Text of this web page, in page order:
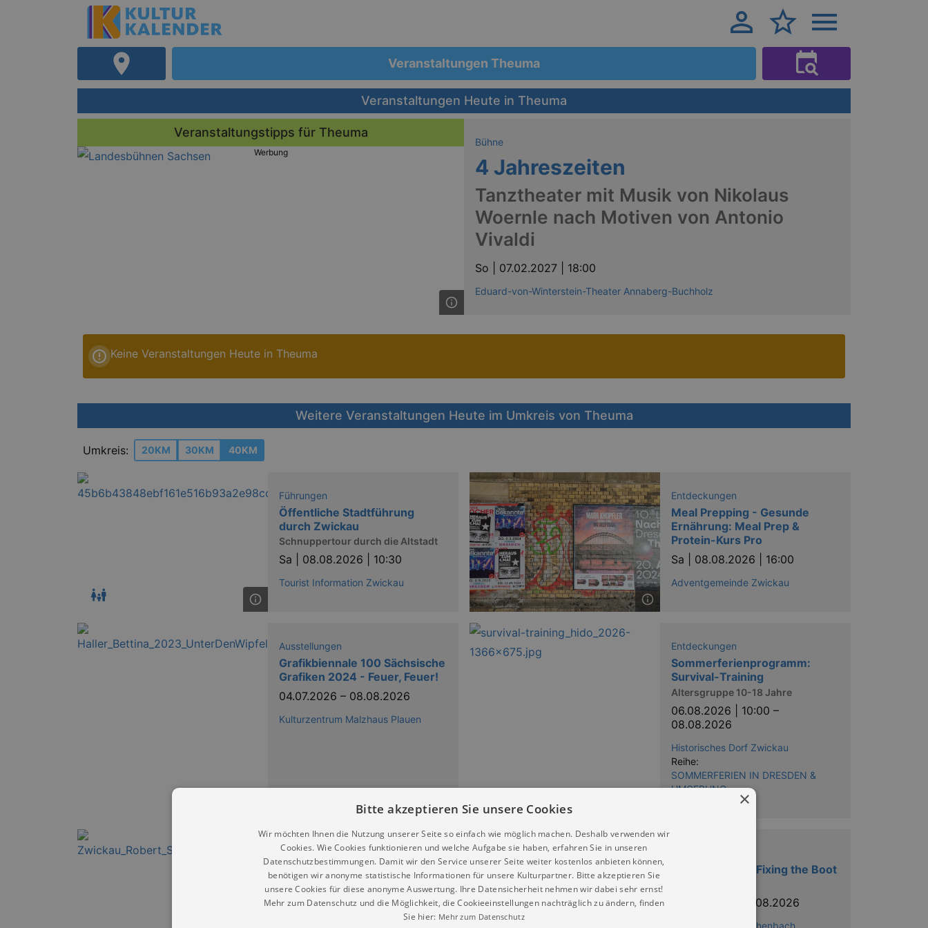
Veranstaltungen Theuma
Veranstaltungen Heute in Theuma
Veranstaltungstipps für Theuma
Werbung
Bühne
4 Jahreszeiten
Tanztheater mit Musik von Nikolaus
Woernle nach Motiven von Antonio
Vivaldi
So | 07.02.2027 | 18:00
Eduard-von-Winterstein-Theater Annaberg-Buchholz
Keine Veranstaltungen Heute in Theuma
Weitere Veranstaltungen Heute im Umkreis von Theuma
Umkreis: 20KM 30KM 40KM
Führungen
Öffentliche Stadtführung
durch Zwickau
Schnuppertour durch die Altstadt
Sa | 08.08.2026 | 10:30
Tourist Information Zwickau
Entdeckungen
Meal Prepping - Gesunde
Ernährung: Meal Prep &
Protein-Kurs Pro
Sa | 08.08.2026 | 16:00
Adventgemeinde Zwickau
Ausstellungen
Grafikbiennale 100 Sächsische
Grafiken 2024 - Feuer, Feuer!
04.07.2026 – 08.08.2026
Kulturzentrum Malzhaus Plauen
Entdeckungen
Sommerferienprogramm:
Survival-Training
Altersgruppe 10-18 Jahre
06.08.2026 | 10:00 –
08.08.2026
Historisches Dorf Zwickau
Reihe:
SOMMERFERIEN IN DRESDEN &
UMGEBUNG
Ausstellungen
Schumann und seine Dichter
Sonderausstellung
12.04.2026–16.08.2026
Escape Room - Fixing the Boot
16.08.2026
Neuberinhaus Reichenbach
×
Bitte akzeptieren Sie unsere Cookies
Wir möchten Ihnen die Nutzung unserer Seite so einfach wie möglich machen. Deshalb verwenden wir
Cookies. Wie Cookies funktionieren und welche Aufgabe sie haben, erfahren Sie in unseren
Datenschutzbestimmungen. Damit wir den Service unserer Seite weiter kostenlos anbieten können,
benötigen wir anonyme statistische Informationen für unsere Kulturpartner. Bitte akzeptieren Sie
unsere Cookies für diese anonyme Auswertung. Ihre Datensicherheit nehmen wir dabei sehr ernst!
Mehr zum Datenschutz und die Möglichkeit, die Cookieeinstellungen nachträglich zu ändern, finden
Sie hier: Mehr zum Datenschutz